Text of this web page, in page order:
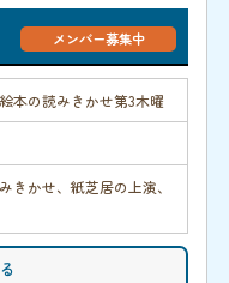
メンバー募集中
本の読みきかせ第3木曜
きかせ、紙芝居の上演、